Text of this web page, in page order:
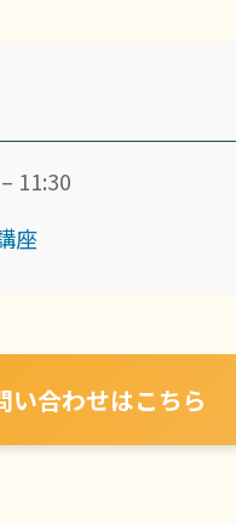
11:30
座
い合わせはこちら